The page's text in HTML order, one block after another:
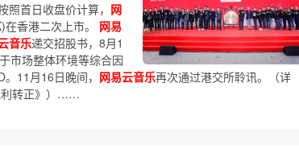
照首日收盘价计算， 网
香港二次上市。 网易
音乐递交招股书，8月1
市场整体环境等综合因
。11月16日晚间， 网易云音乐再次通过港交所聆讯。（详
利转正》）……